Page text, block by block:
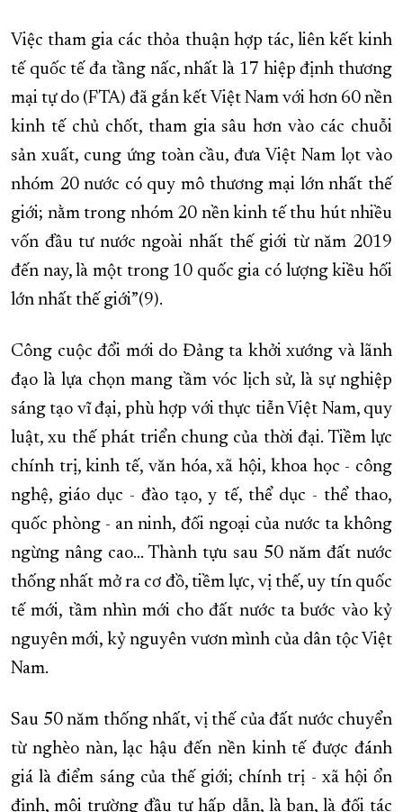
Việc tham gia các thỏa thuận hợp tác, liên kết kinh
tế quốc tế đa tầng nấc, nhất là 17 hiệp định thương
mại tự do (FTA) đã gắn kết Việt Nam với hơn 60 nền
kinh tế chủ chốt, tham gia sâu hơn vào các chuỗi
sản xuất, cung ứng toàn cầu, đưa Việt Nam lọt vào
nhóm 20 nước có quy mô thương mại lớn nhất thế
giới; nằm trong nhóm 20 nền kinh tế thu hút nhiều
vốn đầu tư nước ngoài nhất thế giới từ năm 2019
đến nay, là một trong 10 quốc gia có lượng kiều hối
lớn nhất thế giới”(9).
Công cuộc đổi mới do Đảng ta khởi xướng và lãnh
đạo là lựa chọn mang tầm vóc lịch sử, là sự nghiệp
sáng tạo vĩ đại, phù hợp với thực tiễn Việt Nam, quy
luật, xu thế phát triển chung của thời đại. Tiềm lực
chính trị, kinh tế, văn hóa, xã hội, khoa học - công
nghệ, giáo dục - đào tạo, y tế, thể dục - thể thao,
quốc phòng - an ninh, đối ngoại của nước ta không
ngừng nâng cao... Thành tựu sau 50 năm đất nước
thống nhất mở ra cơ đồ, tiềm lực, vị thế, uy tín quốc
tế mới, tầm nhìn mới cho đất nước ta bước vào kỷ
nguyên mới, kỷ nguyên vươn mình của dân tộc Việt
Nam.
Sau 50 năm thống nhất, vị thế của đất nước chuyển
từ nghèo nàn, lạc hậu đến nền kinh tế được đánh
giá là điểm sáng của thế giới; chính trị - xã hội ổn
định, môi trường đầu tư hấp dẫn, là bạn, là đối tác